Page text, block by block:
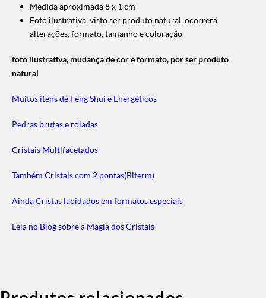
Medida aproximada 8 x 1 cm
Foto ilustrativa, visto ser produto natural, ocorrerá
alterações, formato, tamanho e coloração
foto ilustrativa, mudança de cor e formato, por ser produto
natural
Muitos itens de Feng Shui e Energéticos
Pedras brutas e roladas
Cristais Multifacetados
Também Cristais com 2 pontas(Biterm)
Ainda Cristas lapidados em formatos especiais
Leia no Blog sobre a Magia dos Cristais